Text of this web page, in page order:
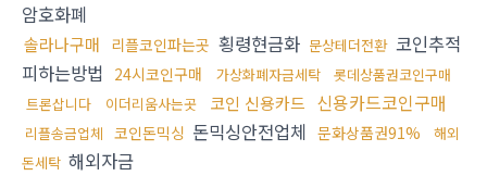
암호화폐
솔라나구매 리플코인파는곳 횡령현금화 문상테더전환 코인추적
피하는방법 24시코인구매 가상화폐자금세탁
롯데상품권코인구매
트론삽니다
이더리움사는곳 코인 신용카드 신용카드코인구매
리플송금업체 코인돈믹싱 돈믹싱안전업체 문화상품권91%
해외
돈세탁 해외자금